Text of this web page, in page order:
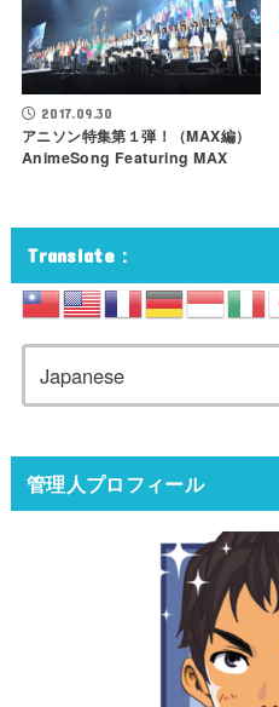
2017.09.30
アニソン特集第１弾！（MAX編）
AnimeSong Featuring MAX
Translate：
管理人プロフィール